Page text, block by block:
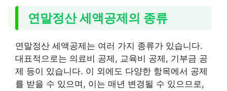
연말정산 세액공제의 종류
연말정산 세액공제는 여러 가지 종류가 있습니다.
대표적으로는 의료비 공제, 교육비 공제, 기부금 공
제 등이 있습니다. 이 외에도 다양한 항목에서 공제
를 받을 수 있으며, 이는 매년 변경될 수 있으므로,